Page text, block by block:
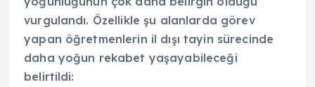
vurgulandı. Özellikle şu alanlarda görev
yapan öğretmenlerin il dışı tayin sürecinde
daha yoğun rekabet yaşayabileceği
belirtildi: